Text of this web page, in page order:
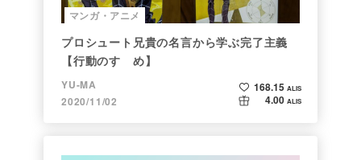
マンガ・アニメ
プロシュート兄貴の名言から学ぶ完了主義
【行動のすゝめ】
YU-MA
2020/11/02
168.15 ALIS
4.00 ALIS